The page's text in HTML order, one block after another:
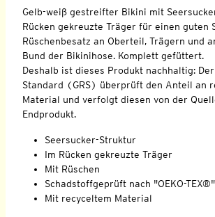
Gelb-weiß gestreifter Bikini mit
Rücken gekreuzte Träger für einen guten
Rüschenbesatz an Oberteil, Trägern und
Bund der Bikinihose. Komplett gefüttert.
Deshalb ist dieses Produkt nachhaltig:
Standard (GRS) überprüft den Anteil an
Material und verfolgt diesen von der
Endprodukt.
Seersucker-Struktur
Im Rücken gekreuzte Träger
Mit Rüschen
Schadstoffgeprüft nach "OEKO-
Mit recyceltem Material